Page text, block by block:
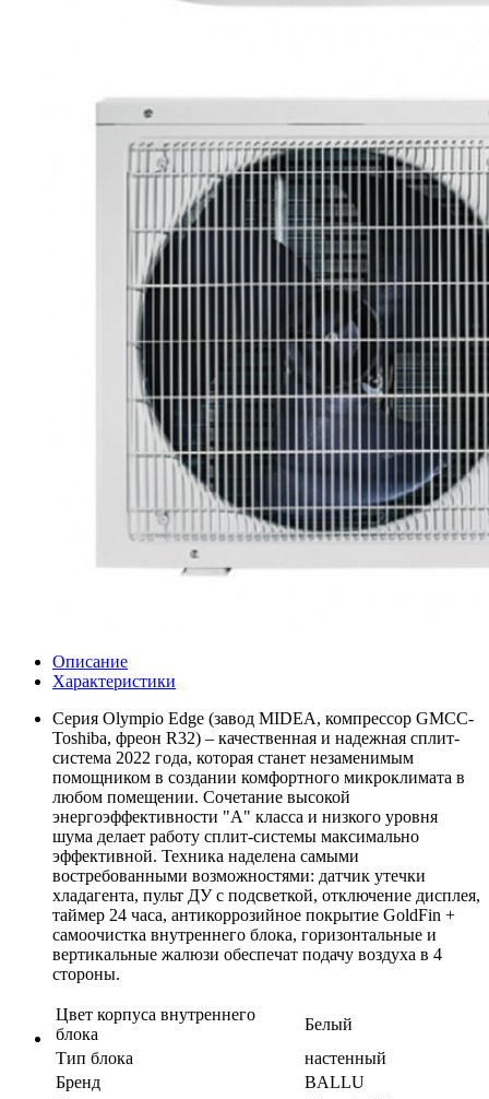
Описание
Характеристики
Серия Olympio Edge (завод MIDEA, компрессор GMCC-
Toshiba, фреон R32) – качественная и надежная сплит-
система 2022 года, которая станет незаменимым
помощником в создании комфортного микроклимата в
любом помещении. Сочетание высокой
энергоэффективности "А" класса и низкого уровня
шума делает работу сплит-системы максимально
эффективной. Техника наделена самыми
востребованными возможностями: датчик утечки
хладагента, пульт ДУ с подсветкой, отключение дисплея,
таймер 24 часа, антикоррозийное покрытие GoldFin +
самоочистка внутреннего блока, горизонтальные и
вертикальные жалюзи обеспечат подачу воздуха в 4
стороны.
Цвет корпуса внутреннего
блока
Белый
Тип блока
настенный
Бренд
BALLU